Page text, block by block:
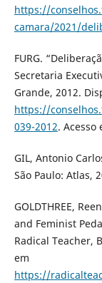
https://
camara/2021/
FURG.
Secretaria
Grande, 2012.
https://
039-2012. Acesso
GIL, Antonio
São Paulo: Atlas,
GOLDTHREE,
and Feminist
Radical Teacher,
em
https://